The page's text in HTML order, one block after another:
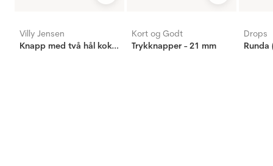
Villy Jensen
Knapp med två hål kokos ljus blå, 20mm
Kort og Godt
Trykknapper - 21 mm
Drops
Runda